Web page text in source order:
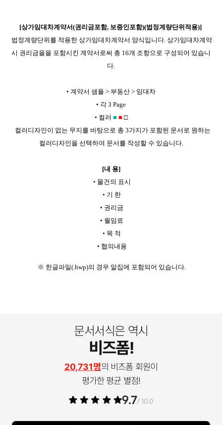
[상가임대차계약서(권리금포함, 보증인포함)(법정계량단위적용)]
법정계량단위를 적용한 상가임대차계약서 양식입니다. 상가임대차계약
시 권리금을을 포함시킨 계약서로써 총 16개 조항으로 구성되어 있습니
다.
• 계약서 샘플 > 부동산 > 임대차
• 각 3 Page
• 컬러 ■ ■ □
컬러디자인이 없는 무지를 바탕으로 총 3가지가 포함된 문서로 원하는
컬러디자인을 선택하여 문서를 작성할 수 있습니다.
[내 용]
• 물건의 표시
• 기 한
• 권리금
• 월임료
• 목 적
• 협의내용
※ 한글파일(.hwp)의 경우 알집에 포함되어 있습니다.
문서서식은 역시
비즈폼!
20,731명의 비즈폼 회원이
평가한 평균 별점!
9.7/ 10.0